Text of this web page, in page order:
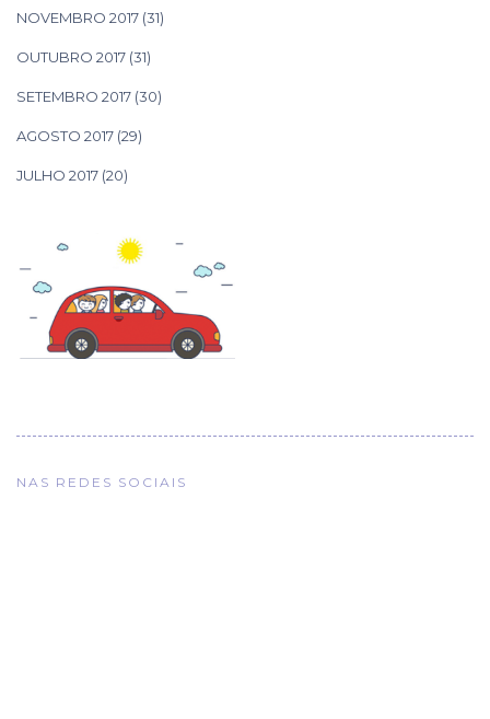
NOVEMBRO 2017 (31)
OUTUBRO 2017 (31)
SETEMBRO 2017 (30)
AGOSTO 2017 (29)
JULHO 2017 (20)
NAS REDES SOCIAIS